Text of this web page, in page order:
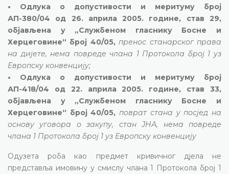
• Одлука о допустивости и меритуму број
АП-380/04 од 26. априла 2005. године, став 29,
објављена у „Службеном гласнику Босне и
Херцеговине“ број 40/05,пренос станарског права
на дијете, нема повреде члана 1 Протокола број 1 уз
Европску конвенцију;
• Одлука о допустивости и меритуму број
АП-418/04 од 22. априла 2005. године, став 33,
објављена у „Службеном гласнику Босне и
Херцеговине“ број 40/05,поврат стана у посјед на
основу уговора о закупу, стан ЈНА, нема повреде
члана 1 Протокола број 1 уз Европску конвенцију
Одузета роба као предмет кривичног дјела не
представља имовину у смислу члана 1 Протокола број 1